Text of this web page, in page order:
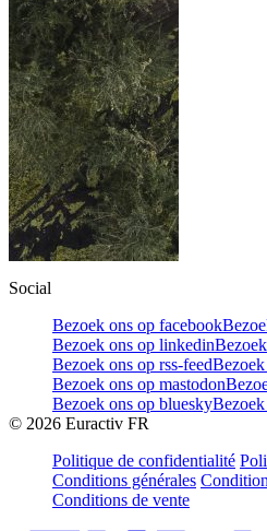
Social
Bezoek ons op facebook
Bezoek ons op linkedin
Bezoek ons op rss-feed
Bezoek ons op mastodon
Bezoek ons op bluesky
© 2026 Euractiv FR
Politique de confidentialité
Conditions générales
Conditions de vente